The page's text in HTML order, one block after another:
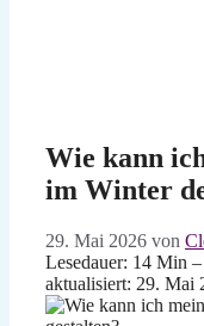
Wie kann
im Winter
29. Mai 2026 von
Lesedauer: 14 Min –
aktualisiert: 29. Mai